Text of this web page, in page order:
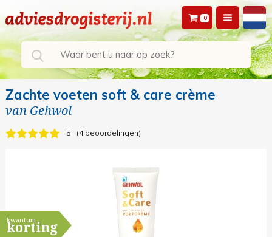
0
Zachte voeten soft & care crème
van Gehwol
5 4 beoordelingen
kwantum
korting